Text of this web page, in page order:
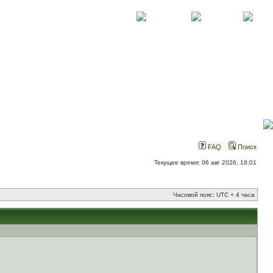
FAQ Поиск
Текущее время: 06 авг 2026, 18:01
Часовой пояс: UTC + 4 часа